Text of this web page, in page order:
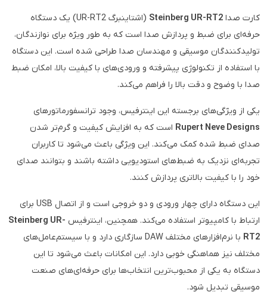
کارت صدا Steinberg UR-RT2
(اشتاینبرگ UR-RT2) یک دستگاه
حرفه‌ای برای ضبط و پردازش صدا است که به طور ویژه برای نوازندگان،
تولیدکنندگان موسیقی و مهندسان صدا طراحی شده است. این دستگاه
با استفاده از تکنولوژی پیشرفته و ورودی‌های با کیفیت بالا، امکان ضبط
صدا با وضوح و دقت بالا را فراهم می‌کند.
یکی از ویژگی‌های برجسته این اینترفیس، وجود ترانسفورماتورهای
Rupert Neve Designs است که به افزایش کیفیت و گرم‌تر شدن
صدای ضبط شده کمک می‌کند. این ویژگی باعث می‌شود تا کاربران
تجربه‌ای نزدیک به ضبط‌های استودیویی داشته باشند و بتوانند صدای
خود را با کیفیت بالاتری پردازش کنند.
این دستگاه دارای چهار ورودی و دو خروجی است و از اتصال USB برای
ارتباط با کامپیوتر استفاده می‌کند. همچنین، اینترفیس Steinberg UR-
RT2
با نرم‌افزارهای مختلف DAW سازگاری دارد و با سیستم‌عامل‌های
مختلف نیز هماهنگی خوبی دارد. این امکانات باعث می‌شود تا این
دستگاه به یکی از محبوب‌ترین انتخاب‌ها برای حرفه‌ای‌های صنعت
موسیقی تبدیل شود.